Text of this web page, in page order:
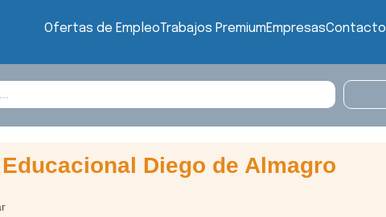
Ofertas de EmpleoTrabajos PremiumEmpresasContacto
Diego de Almagro